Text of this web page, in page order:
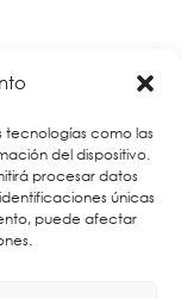
tecnologías como las
del dispositivo.
procesar datos
únicas
puede afectar